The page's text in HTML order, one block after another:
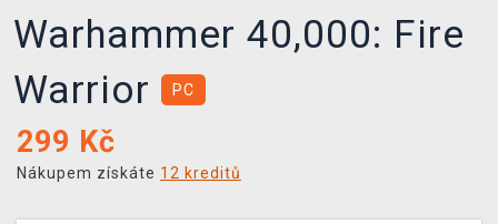
Warhammer 40,000: Fire
Warrior
PC
299 Kč
Nákupem získáte 12 kreditů